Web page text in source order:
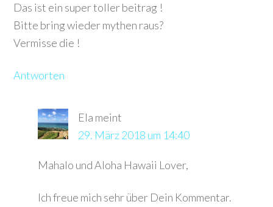
Das ist ein super toller beitrag !
Bitte bring wieder mythen raus?
Vermisse die !
Antworten
Ela meint
29. März 2018 um 14:40
Mahalo und Aloha Hawaii Lover,
Ich freue mich sehr über Dein Kommentar.